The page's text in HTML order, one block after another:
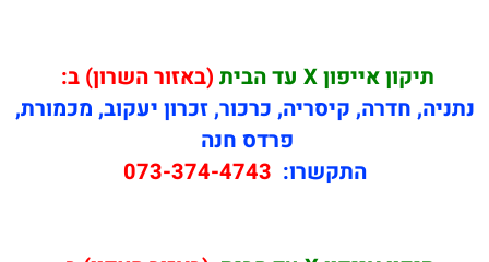
תיקוןאייפון X עד הבית
(באזור השרון) ב:
נתניה, חדרה, קיסריה, כרכור, זכרון יעקוב, מכמורת,
פרדס חנה
התקשרו: 073-374-4743